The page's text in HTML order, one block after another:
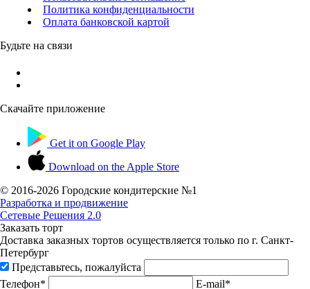
Политика конфиденциальности
Оплата банковской картой
Будьте на связи
Скачайте приложение
Get it on Google Play
Download on the Apple Store
© 2016-2026 Городские кондитерские №1
Разработка и продвижение
Сетевые Решения 2.0
Заказать торт
Доставка заказных тортов осуществляется только по г. Санкт-
Петербург
Представьтесь, пожалуйста
Телефон*
E-mail*